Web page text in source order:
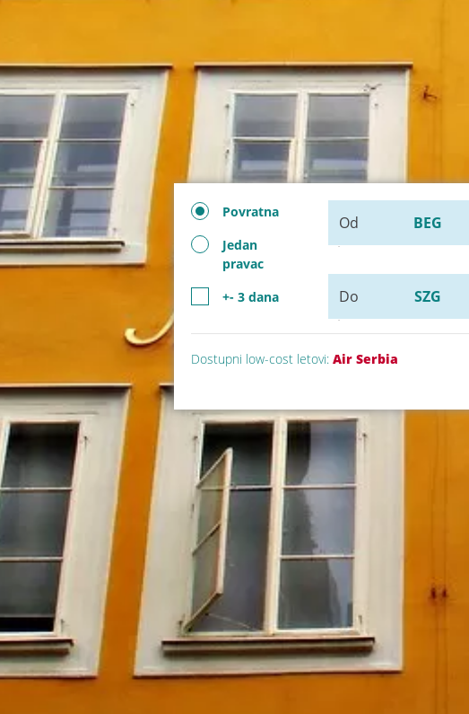
Povratna
Jedan
pravac
+- 3 dana
Od
Do
Dostupni low-cost letovi: Air Serbia